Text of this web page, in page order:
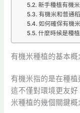
新手種植有機
有機米和普通
如何確保有機
什麼時候是種
有機米種植的基本概
有機米指的是在種
這不僅對環境更友
米種植的幾個關鍵概